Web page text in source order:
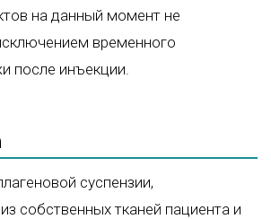
на данный момент не
временного
после инъекции.
суспензии,
собственных тканей пациента и